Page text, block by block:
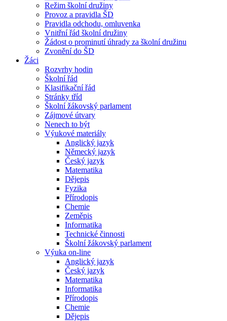
Režim školní družiny
Provoz a pravidla ŠD
Pravidla odchodu, omluvenka
Vnitřní řád školní družiny
Žádost o prominutí úhrady za školní družinu
Zvonění do ŠD
Žáci
Rozvrhy hodin
Školní řád
Klasifikační řád
Stránky tříd
Školní žákovský parlament
Zájmové útvary
Nenech to být
Výukové materiály
Anglický jazyk
Německý jazyk
Český jazyk
Matematika
Dějepis
Fyzika
Přírodopis
Chemie
Zeměpis
Informatika
Technické činnosti
Školní žákovský parlament
Výuka on-line
Anglický jazyk
Český jazyk
Matematika
Informatika
Přírodopis
Chemie
Dějepis